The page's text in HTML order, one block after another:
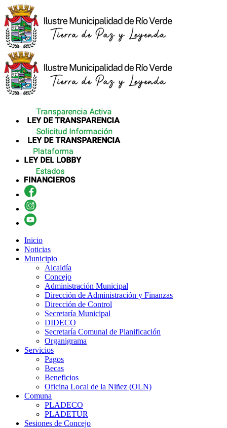
Inicio
Noticias
Municipio
Alcaldía
Concejo
Administración Municipal
Dirección de Administración y Finanzas
Dirección de Control
Secretaría Municipal
DIDECO
Secretaría Comunal de Planificación
Organigrama
Servicios
Pagos
Becas
Beneficios
Oficina Local de la Niñez (OLN)
Comuna
PLADECO
PLADETUR
Sesiones de Concejo